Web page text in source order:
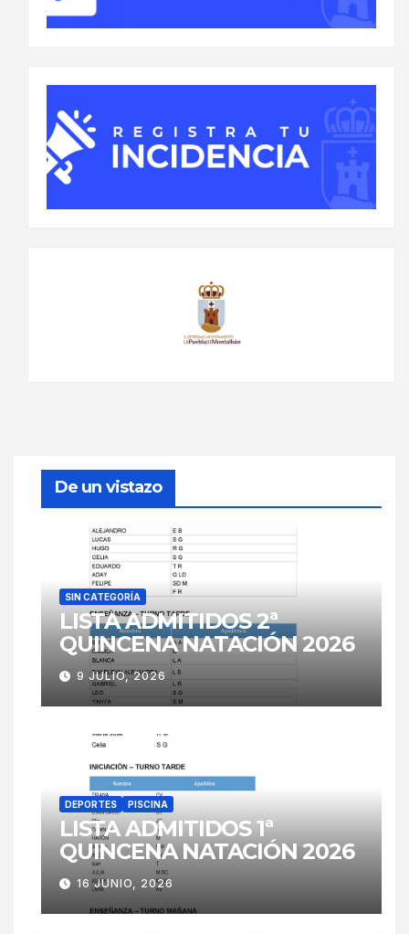
De un vistazo
SIN CATEGORÍA
LISTA ADMITIDOS 2ª
QUINCENA NATACIÓN 2026
9 JULIO, 2026
DEPORTES PISCINA
LISTA ADMITIDOS 1ª
QUINCENA NATACIÓN 2026
16 JUNIO, 2026